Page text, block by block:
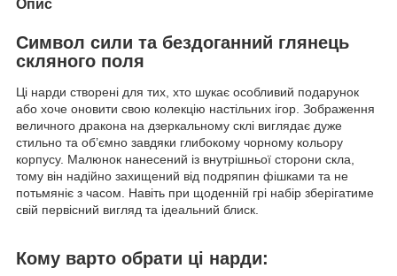
Опис
Символ сили та бездоганний глянець
скляного поля
Ці нарди створені для тих, хто шукає особливий подарунок
або хоче оновити свою колекцію настільних ігор. Зображення
величного дракона на дзеркальному склі виглядає дуже
стильно та об’ємно завдяки глибокому чорному кольору
корпусу. Малюнок нанесений із внутрішньої сторони скла,
тому він надійно захищений від подряпин фішками та не
потьмяніє з часом. Навіть при щоденній грі набір зберігатиме
свій первісний вигляд та ідеальний блиск.
Кому варто обрати ці нарди: